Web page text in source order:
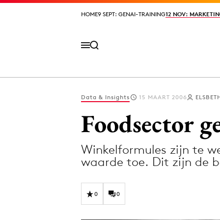
HOME9 SEPT: GENAI-TRAINING12 NOV:
HOME9 SEPT: GENAI-TRAINING12 NOV:
Data & Insights 15 MAART 2006
Foodsector
Winkelformules zijn te
waarde toe. Dit zijn de
0 0